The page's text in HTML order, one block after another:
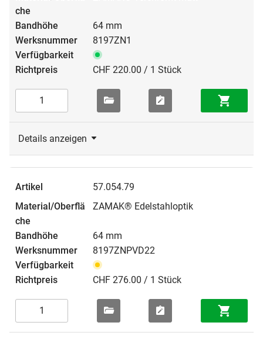
64 mm
8197ZN1
CHF 220.00 / 1 Stück
Details anzeigen
57.054.79
ZAMAK® Edelstahloptik
64 mm
8197ZNPVD22
CHF 276.00 / 1 Stück